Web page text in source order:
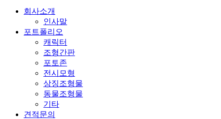
회사소개
인사말
포트폴리오
캐릭터
조형간판
포토존
전시모형
상징조형물
동물조형물
기타
견적문의